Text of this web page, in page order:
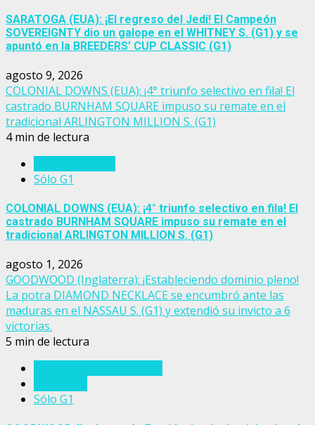
SARATOGA (EUA): ¡El regreso del Jedi! El Campeón
SOVEREIGNTY dio un galope en el WHITNEY S. (G1) y se
apuntó en la BREEDERS’ CUP CLASSIC (G1)
agosto 9, 2026
COLONIAL DOWNS (EUA): ¡4° triunfo selectivo en fila! El
castrado BURNHAM SQUARE impuso su remate en el
tradicional ARLINGTON MILLION S. (G1)
4 min de lectura
Sólo G1
COLONIAL DOWNS (EUA): ¡4° triunfo selectivo en fila! El
castrado BURNHAM SQUARE impuso su remate en el
tradicional ARLINGTON MILLION S. (G1)
agosto 1, 2026
GOODWOOD (Inglaterra): ¡Estableciendo dominio pleno!
La potra DIAMOND NECKLACE se encumbró ante las
maduras en el NASSAU S. (G1) y extendió su invicto a 6
victorias.
5 min de lectura
Sólo G1